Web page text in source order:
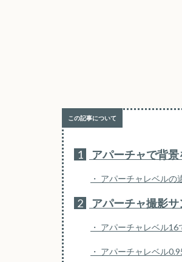
1 アパーチャで背
アパーチャレベルの
2 アパーチャ撮影
アパーチャレベル16
アパーチャレベル